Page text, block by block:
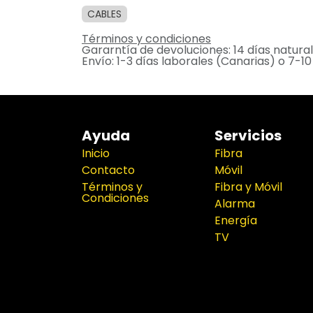
CABLES
Términos y condiciones
Gararntía de devoluciones: 14 días
Envío: 1-3 días laborales (Canarias) o 7-
Ayuda
Inicio
Contacto
Términos y
Condiciones
Servicios
Fibra
Móvil
Fibra y Móvil
Alarma
Energía
TV